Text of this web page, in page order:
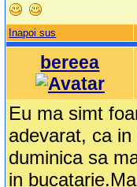
Inapoi sus
bereea
Eu ma simt
adevarat, ca
duminica sa
in